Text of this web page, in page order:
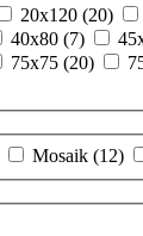
20x120 (20)
40x80 (7)
75x75 (20)
Mosaik (12)